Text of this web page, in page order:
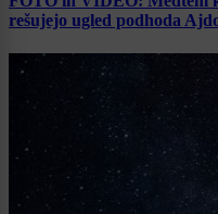
rešujejo ugled podhoda